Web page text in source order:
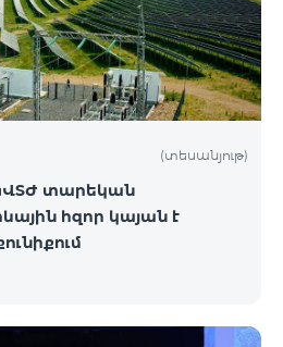
4 9900
(տեսանյութ)
ԿՎՏԺ տարեկան
հզոր կայան է